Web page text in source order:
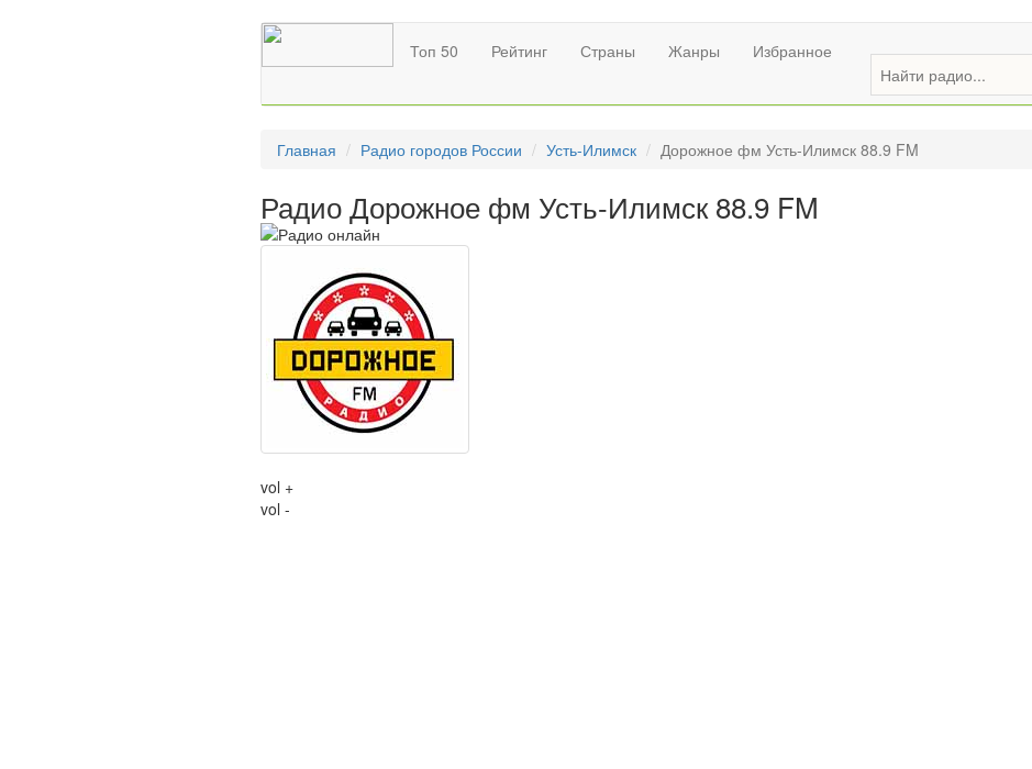
Топ 50 Рейтинг Страны Жанры Избранное
Главная Радио городов России Усть-Илимск Дорожное фм Усть-Илимск 88.9 FM
Радио Дорожное фм Усть-Илимск 88.9 FM
vol +
vol -